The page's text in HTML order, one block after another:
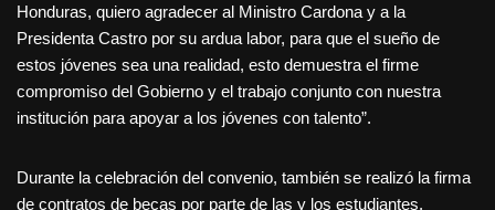
Honduras, quiero agradecer al Ministro Cardona y a la
Presidenta Castro por su ardua labor, para que el sueño de
estos jóvenes sea una realidad, esto demuestra el firme
compromiso del Gobierno y el trabajo conjunto con nuestra
institución para apoyar a los jóvenes con talento”.
Durante la celebración del convenio, también se realizó la firma
de contratos de becas por parte de las y los estudiantes,